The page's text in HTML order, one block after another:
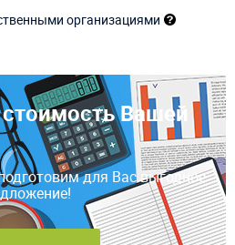
организациями
Вашей
для Вас выгодное